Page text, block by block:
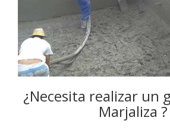
¿Necesita realizar un
Marjaliza ?